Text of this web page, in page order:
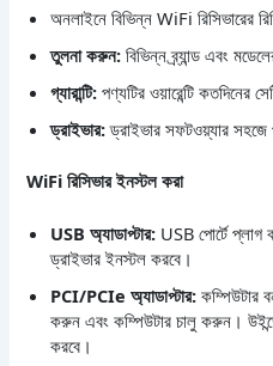
অনলাইনে বিভিন্ন WiFi রিসিভারের
তুলনা করুন: বিভিন্ন ব্র্যান্ড এবং
গ্যারান্টি: পণ্যটির ওয়ারেন্টি কতদিনের
ড্রাইভার:ড্রাইভার সফটওয়্যার সহজে
WiFi রিসিভার ইনস্টল করা
USB অ্যাডাপ্টার: USB পোর্টে
ড্রাইভার ইনস্টল করবে।
PCI/PCIe অ্যাডাপ্টার: কম্পিউটার
করুন এবং কম্পিউটার চালু করুন।
করবে।